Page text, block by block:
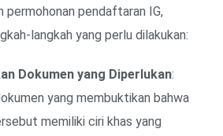
permohonan pendaftaran IG,
langkah yang perlu dilakukan:
Dokumen yang Diperlukan:
yang membuktikan bahwa
memiliki ciri khas yang